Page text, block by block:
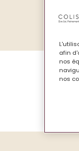
afin
nos
nos